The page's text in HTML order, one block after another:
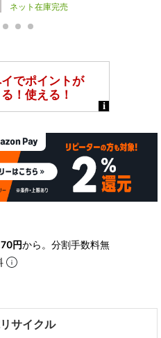
ネット在庫完売
円から。分割手数料無
サイクル